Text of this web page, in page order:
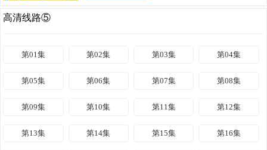
高清线路⑤
第01集 第02集 第03集 第04集
第05集 第06集 第07集 第08集
第09集 第10集 第11集 第12集
第13集 第14集 第15集 第16集